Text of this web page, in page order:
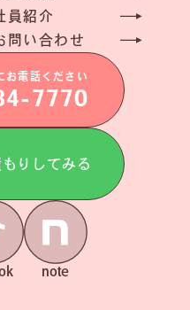
7770
曜日
ォームへ
リーする
ォームへ
員紹介
問い合わせ
お電話ください
7770
りしてみる
note